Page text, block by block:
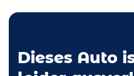
Dieses Auto